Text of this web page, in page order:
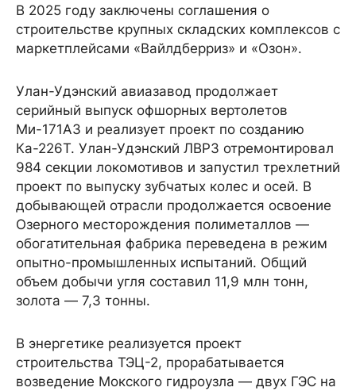
В 2025 году заключены соглашения о
строительстве крупных складских комплексов с
маркетплейсами «Вайлдберриз» и «Озон».
Улан-Удэнский авиазавод продолжает
серийный выпуск офшорных вертолетов
Ми-171А3 и реализует проект по созданию
Ка-226Т. Улан-Удэнский ЛВРЗ отремонтировал
984 секции локомотивов и запустил трехлетний
проект по выпуску зубчатых колес и осей. В
добывающей отрасли продолжается освоение
Озерного месторождения полиметаллов —
обогатительная фабрика переведена в режим
опытно-промышленных испытаний. Общий
объем добычи угля составил 11,9 млн тонн,
золота — 7,3 тонны.
В энергетике реализуется проект
строительства ТЭЦ-2, прорабатывается
возведение Мокского гидроузла — двух ГЭС на